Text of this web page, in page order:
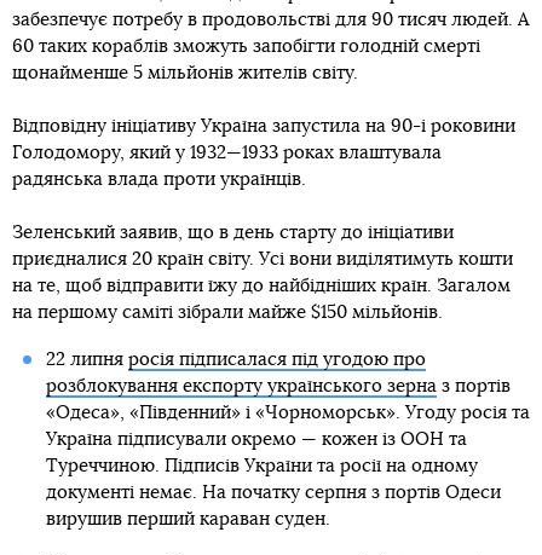
забезпечує потребу в продовольстві для 90 тисяч людей. А
60 таких кораблів зможуть запобігти голодній смерті
щонайменше 5 мільйонів жителів світу.
Відповідну ініціативу Україна запустила на 90-і роковини
Голодомору, який у 1932—1933 роках влаштувала
радянська влада проти українців.
Зеленський заявив, що в день старту до ініціативи
приєдналися 20 країн світу. Усі вони виділятимуть кошти
на те, щоб відправити їжу до найбідніших країн. Загалом
на першому саміті зібрали майже $150 мільйонів.
22 липня росія підписалася під угодою про
розблокування експорту українського зерназ портів
«Одеса», «Південний» і «Чорноморськ». Угоду росія та
Україна підписували окремо — кожен із ООН та
Туреччиною. Підписів України та росії на одному
документі немає. На початку серпня з портів Одеси
вирушив перший караван суден.